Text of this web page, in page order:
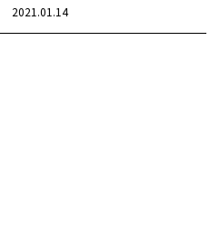
2021.01.14